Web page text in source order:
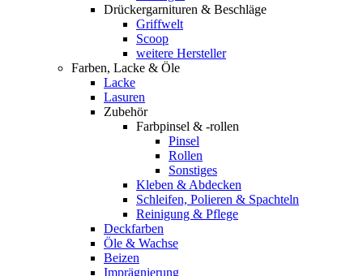
Drückergarnituren & Beschläge
Griffwelt
Scoop
weitere Hersteller
Farben, Lacke & Öle
Lacke
Lasuren
Zubehör
Farbpinsel & -rollen
Pinsel
Rollen
Sonstiges
Kleben & Abdecken
Schleifen, Polieren & Spachteln
Reinigung & Pflege
Deckfarben
Öle & Wachse
Beizen
Imprägnierung